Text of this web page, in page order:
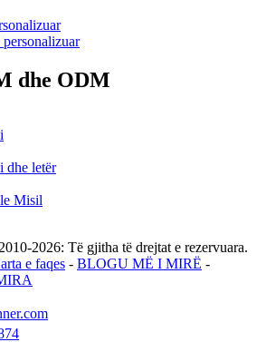
dhe ODM
dhe letër
Misil
2026: Të gjitha të drejtat e rezervuara.
e faqes - BLOGU MË I MIRË -